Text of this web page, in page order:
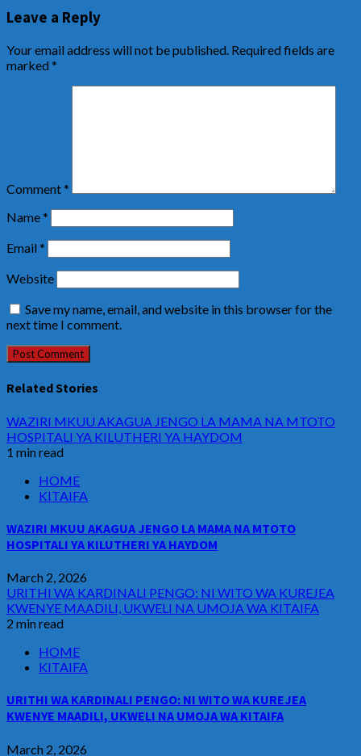
Leave a Reply
Your email address will not be published. Required fields are
marked*
Comment*
Name*
Email*
Website
Save my name, email, and website in this browser for the
next time I comment.
Related Stories
WAZIRI MKUU AKAGUA JENGO LA MAMA NA MTOTO
HOSPITALI YA KILUTHERI YA HAYDOM
1 min read
HOME
KITAIFA
WAZIRI MKUU AKAGUA JENGO LA MAMA NA MTOTO
HOSPITALI YA KILUTHERI YA HAYDOM
March 2, 2026
URITHI WA KARDINALI PENGO: NI WITO WA KUREJEA
KWENYE MAADILI, UKWELI NA UMOJA WA KITAIFA
2 min read
HOME
KITAIFA
URITHI WA KARDINALI PENGO: NI WITO WA KUREJEA
KWENYE MAADILI, UKWELI NA UMOJA WA KITAIFA
March 2, 2026